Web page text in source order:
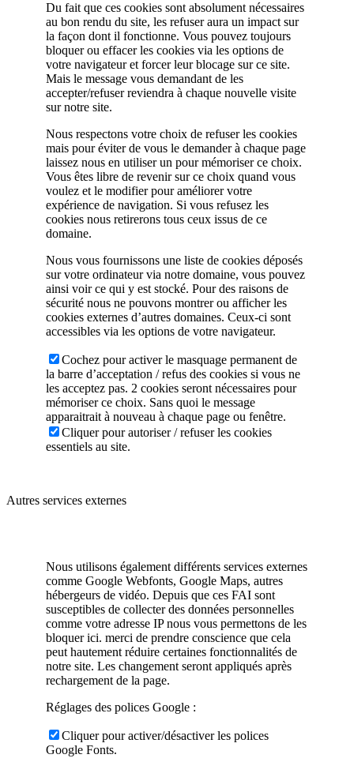
Du fait que ces cookies sont absolument nécessaires
au bon rendu du site, les refuser aura un impact sur
la façon dont il fonctionne. Vous pouvez toujours
bloquer ou effacer les cookies via les options de
votre navigateur et forcer leur blocage sur ce site.
Mais le message vous demandant de les
accepter/refuser reviendra à chaque nouvelle visite
sur notre site.
Nous respectons votre choix de refuser les cookies
mais pour éviter de vous le demander à chaque page
laissez nous en utiliser un pour mémoriser ce choix.
Vous êtes libre de revenir sur ce choix quand vous
voulez et le modifier pour améliorer votre
expérience de navigation. Si vous refusez les
cookies nous retirerons tous ceux issus de ce
domaine.
Nous vous fournissons une liste de cookies déposés
sur votre ordinateur via notre domaine, vous pouvez
ainsi voir ce qui y est stocké. Pour des raisons de
sécurité nous ne pouvons montrer ou afficher les
cookies externes d’autres domaines. Ceux-ci sont
accessibles via les options de votre navigateur.
Cochez pour activer le masquage permanent de
la barre d’acceptation / refus des cookies si vous ne
les acceptez pas. 2 cookies seront nécessaires pour
mémoriser ce choix. Sans quoi le message
apparaitrait à nouveau à chaque page ou fenêtre.
Cliquer pour autoriser / refuser les cookies
essentiels au site.
Autres services externes
Nous utilisons également différents services externes
comme Google Webfonts, Google Maps, autres
hébergeurs de vidéo. Depuis que ces FAI sont
susceptibles de collecter des données personnelles
comme votre adresse IP nous vous permettons de les
bloquer ici. merci de prendre conscience que cela
peut hautement réduire certaines fonctionnalités de
notre site. Les changement seront appliqués après
rechargement de la page.
Réglages des polices Google :
Cliquer pour activer/désactiver les polices
Google Fonts.